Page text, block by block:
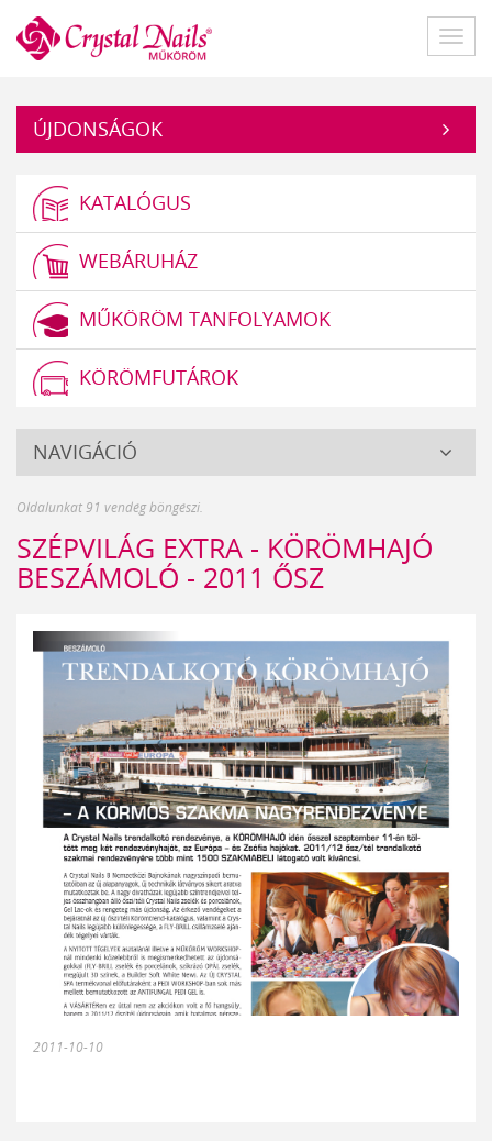
Műköröm
ÚJDONSÁGOK
KATALÓGUS
WEBÁRUHÁZ
MŰKÖRÖM TANFOLYAMOK
KÖRÖMFUTÁROK
Crystal
NAVIGÁCIÓ
Oldalunkat 91 vendég böngészi.
SZÉPVILÁG EXTRA - KÖRÖMHAJÓ
BESZÁMOLÓ - 2011 ŐSZ
2011-10-10